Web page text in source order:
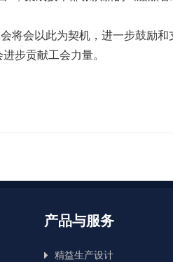
将会以此为契机，进一步鼓励
步贡献工会力量。
产品与服务
精益生产设计